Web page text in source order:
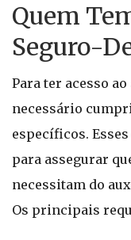
Quem
Seguro-
Para ter acesso
necessário
específicos.
para assegurar
necessitam do
Os principais